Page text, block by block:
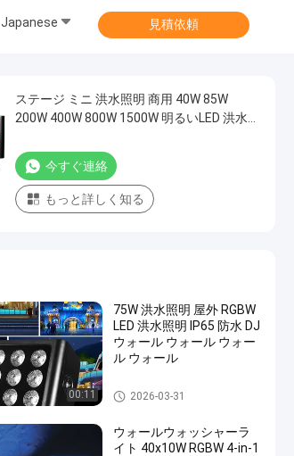
Japanese 見積依頼
ステージ ミニ 洪水照明 商用 40W 85W
200W 400W 800W 1500W 明るいLED 洪水照
今すぐ連絡
もっと詳しく知る
00:11
75W 洪水照明 屋外 RGBW
LED 洪水照明 IP65 防水 DJ
ウォール ウォール ウォー
ル ウォール
LEDの段階の洪水ライト
2026-03-31
ウォールウォッシャーラ
イト 40x10W RGBW 4-in-1